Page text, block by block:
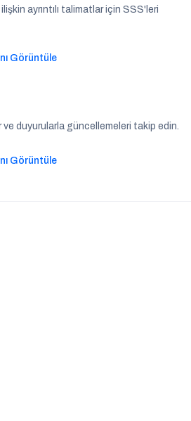
ayrıntılı talimatlar için SSS'leri
Görüntüle
ve duyurularla güncellemeleri takip edin.
Görüntüle